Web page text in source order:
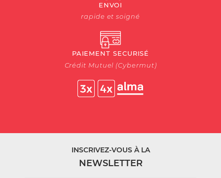
ENVOI
rapide et soigné
PAIEMENT SECURISÉ
Crédit Mutuel (Cybermut)
INSCRIVEZ-VOUS À LA
NEWSLETTER